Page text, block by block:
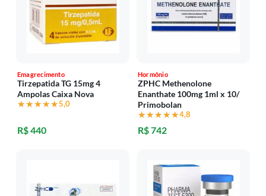
Emagrecimento
Tirzepatida TG 15mg 4
Ampolas Caixa Nova
★★★★★
★★★★★5,0
R$ 440
Hormônio
ZPHC Methenolone
Enanthate 100mg 1ml x 10/
Primobolan
★★★★★
★★★★★4,8
R$ 742